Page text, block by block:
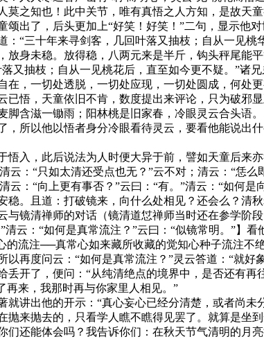
莫之知也！此中关节，唯有真悟之人方知，是故
出了，后头更加上“好笑！好笑！”二句，显示他
三十年来寻剑客，几回叶落又抽枝；自从一见桃
身未稳。放得稳，八两元来是半斤，钩头秤尾能
抽枝；自从一见桃花后，直至如今更不疑。”诸
在，一切处透脱，一切处应现，一切处圆成，何
悟，天童依旧不肯，数度提出来评论，只为破邪显
滋一锄雨；阳林桃是旧家春，冷眼灵云合头语
，所以他以悟者身分冷眼看待灵云，要看他能说
，此后说法为人时便大异于前，譬如天童后来
云：“只如太清还受点也无？”云不对；清云：“恁
云：“向上更有事否？”云曰：“有。”清云：“如何
。且道：打破镜来，向什么处相见？还会么？清
清禅师的对话（镜清道怤禅师当时还在参学阶
云：“如何是真常流注？”云曰：“似镜常明。”】
的流注──真常心如来藏所收藏的觉知心种子流注
再度问云：“如何是真常流注？”灵云答道：“就
开了，便问：“从纯清绝点的境界中，是否还有
再来，我那时再与你家里人相见。”
出他的开示：“真心妄心已经分清楚，或者尚未
抛来抛去的，只看学人瞧不瞧得见罢了。就算是
还能体会吗？我告诉你们：在秋天节气清明的月